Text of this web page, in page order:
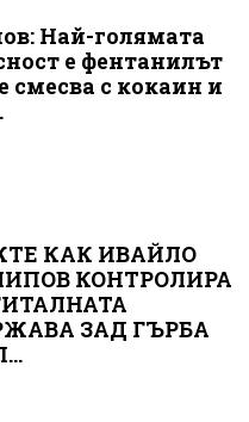
Най-голямата
е фентанилът
смесва с кокаин и
КАК ИВАЙЛО
КОНТРОЛИРА
ЗАД ГЪРБА